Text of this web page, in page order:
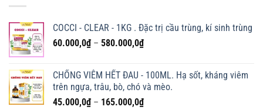
COCCI - CLEAR - 1KG . Đặc trị cầu trùng, kí sinh trùng
60.000,0₫ – 580.000,0₫Khoảng
60.000,0₫
đến
580.000,0₫
CHỐNG VIÊM HẾT ĐAU - 100ML. Hạ sốt, kháng viêm
trên ngựa, trâu, bò, chó và mèo.
45.000,0₫ – 165.000,0₫Khoảng